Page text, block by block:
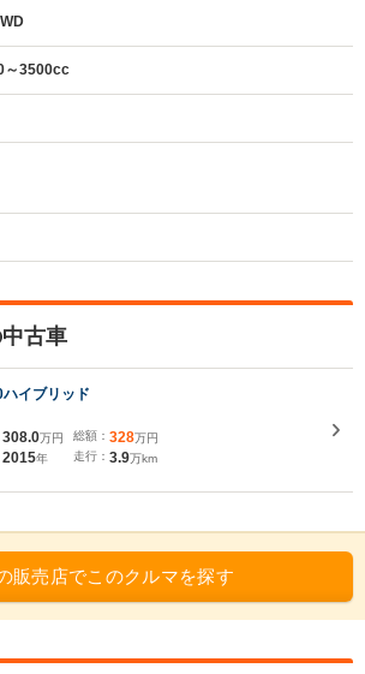
～3500cc
古車
イブリッド
308.0万円
2015年
総額： 328万円
走行： 3.9万km
販売店でこのクルマを探す